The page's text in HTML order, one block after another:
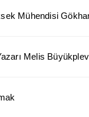
Mühendisi
Yazarı Melis